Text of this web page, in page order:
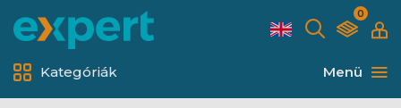
0
Menü
Kategóriák